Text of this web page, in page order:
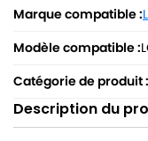
Marque compatible :
Modèle compatible :
Catégorie de produit :
Description du